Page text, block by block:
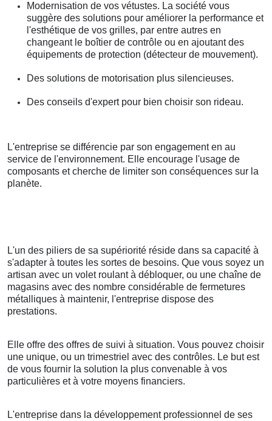
Modernisation de vos vétustes. La société vous
suggère des solutions pour améliorer la performance et
l'esthétique de vos grilles, par entre autres en
changeant le boîtier de contrôle ou en ajoutant des
équipements de protection (détecteur de mouvement).
Des solutions de motorisation plus silencieuses.
Des conseils d'expert pour bien choisir son rideau.
L'entreprise se différencie par son engagement en au
service de l'environnement. Elle encourage l'usage de
composants et cherche de limiter son conséquences sur la
planète.
L'un des piliers de sa supériorité réside dans sa capacité à
s'adapter à toutes les sortes de besoins. Que vous soyez un
artisan avec un volet roulant à débloquer, ou une chaîne de
magasins avec des nombre considérable de fermetures
métalliques à maintenir, l'entreprise dispose des
prestations.
Elle offre des offres de suivi à situation. Vous pouvez choisir
une unique, ou un trimestriel avec des contrôles. Le but est
de vous fournir la solution la plus convenable à vos
particulières et à votre moyens financiers.
L'entreprise dans la développement professionnel de ses